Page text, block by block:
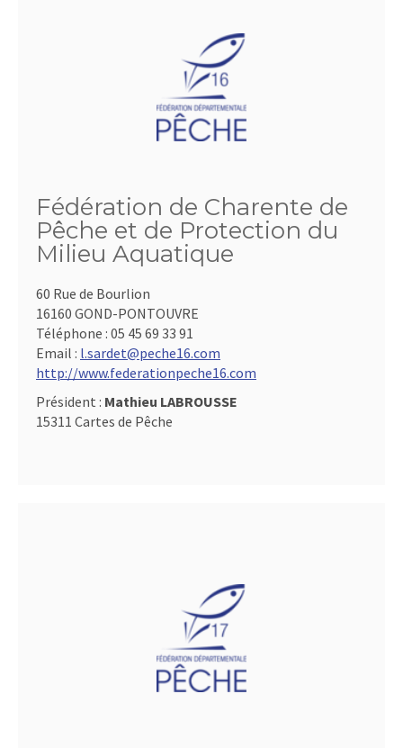
Fédération de Charente de
Pêche et de Protection du
Milieu Aquatique
60 Rue de Bourlion
16160 GOND-PONTOUVRE
Téléphone : 05 45 69 33 91
Email : l.sardet@peche16.com
http://www.federationpeche16.com
Président : Mathieu LABROUSSE
15311 Cartes de Pêche